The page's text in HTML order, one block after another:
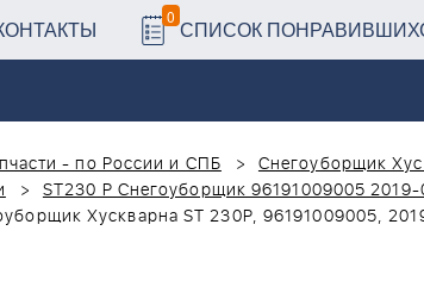
0 СПИСОК
- по России и СПБ
Снегоуборщик
ST230 P Снегоуборщик 96191009005
Хускварна ST 230P, 96191009005,